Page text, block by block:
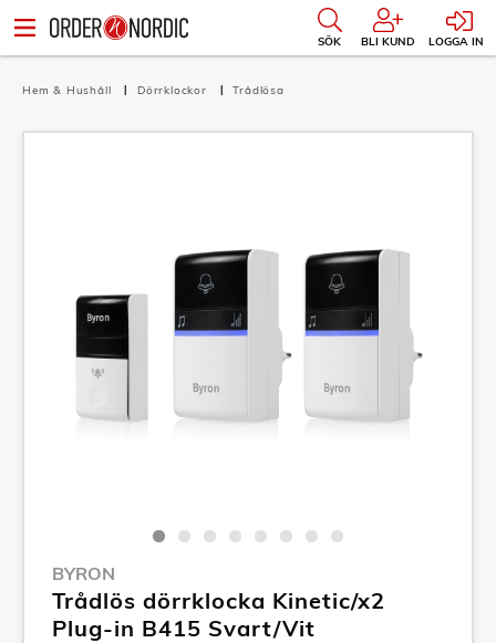
SÖK BLI KUND LOGGA IN
Hem & Hushåll Dörrklockor Trådlösa
BYRON
Trådlös dörrklocka Kinetic/x2
Plug-in B415 Svart/Vit